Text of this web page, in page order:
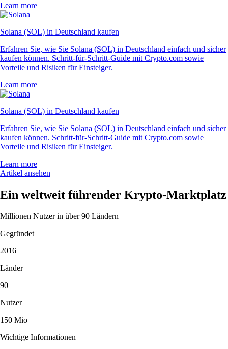
Learn more
Solana (SOL) in Deutschland kaufen
Erfahren Sie, wie Sie Solana (SOL) in Deutschland einfach und sicher
kaufen können. Schritt-für-Schritt-Guide mit Crypto.com sowie
Vorteile und Risiken für Einsteiger.
Learn more
Solana (SOL) in Deutschland kaufen
Erfahren Sie, wie Sie Solana (SOL) in Deutschland einfach und sicher
kaufen können. Schritt-für-Schritt-Guide mit Crypto.com sowie
Vorteile und Risiken für Einsteiger.
Learn more
Artikel ansehen
Ein weltweit führender Krypto-Marktplatz
Millionen Nutzer in über 90 Ländern
Gegründet
2016
Länder
90
Nutzer
150 Mio
Wichtige Informationen